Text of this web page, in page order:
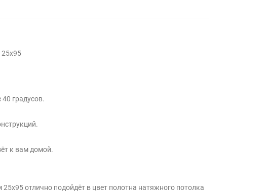
25x95
градусов.
к вам домой.
отлично подойдёт в цвет полотна натяжного потолка